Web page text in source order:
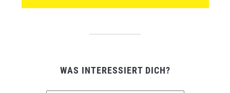
WAS INTERESSIERT DICH?